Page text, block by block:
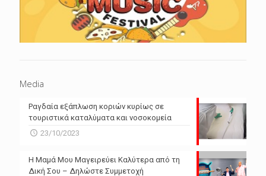
Media
Ραγδαία εξάπλωση κοριών κυρίως σε
τουριστικά καταλύματα και νοσοκομεία
23/10/2023
Η Μαμά Μου Μαγειρεύει Καλύτερα από τη
Δική Σου – Δηλώστε Συμμετοχή